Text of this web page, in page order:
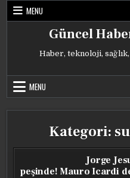
Skip
MENU
Güncel
Haber, teknoloji,
MENU
Kategori:
Jorge
peşinde! Mauro Icardi